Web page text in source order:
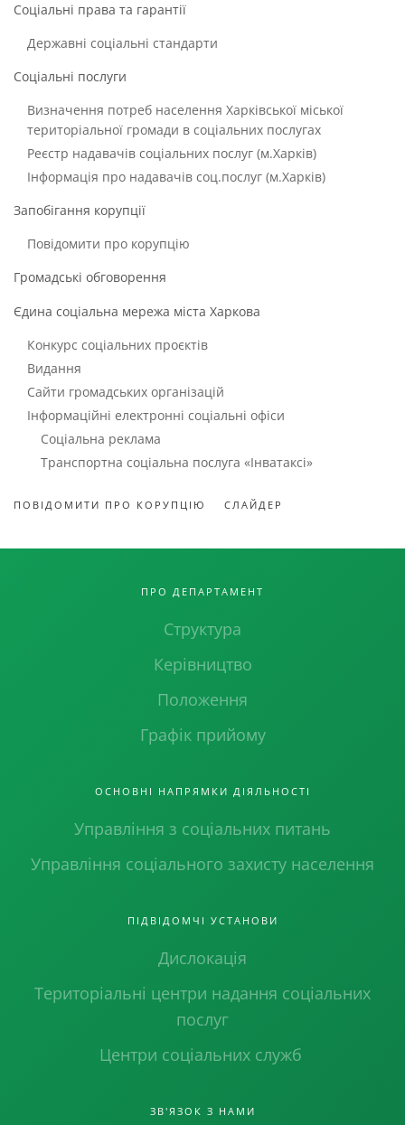
Соціальні права та гарантії
Державні соціальні стандарти
Соціальні послуги
Визначення потреб населення Харківської міської
територіальної громади в соціальних послугах
Реєстр надавачів соціальних послуг (м.Харків)
Інформація про надавачів соц.послуг (м.Харків)
Запобігання корупції
Повідомити про корупцію
Громадські обговорення
Єдина соціальна мережа міста Харкова
Конкурс соціальних проєктів
Видання
Сайти громадських організацій
Інформаційні електронні соціальні офіси
Соціальна реклама
Транспортна соціальна послуга «Інватаксі»
ПОВІДОМИТИ ПРО КОРУПЦІЮ СЛАЙДЕР
ПРО ДЕПАРТАМЕНТ
Структура
Керівництво
Положення
Графік прийому
ОСНОВНІ НАПРЯМКИ ДІЯЛЬНОСТІ
Управління з соціальних питань
Управління соціального захисту населення
ПІДВІДОМЧІ УСТАНОВИ
Дислокація
Територіальні центри надання соціальних
послуг
Центри соціальних служб
ЗВ'ЯЗОК З НАМИ